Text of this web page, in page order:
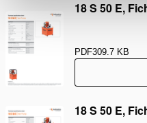
18 S 50 E,
PDF309.7 KB
18 S 50 E,